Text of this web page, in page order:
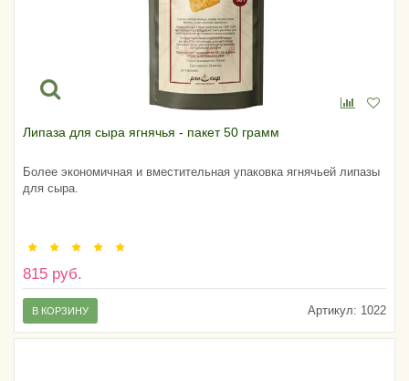
Липаза для сыра ягнячья - пакет 50 грамм
Более экономичная и вместительная упаковка ягнячьей липазы
для сыра.
815 руб.
Артикул: 1022
В КОРЗИНУ